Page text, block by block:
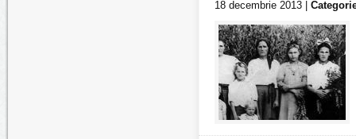
18 decembrie 2013 |